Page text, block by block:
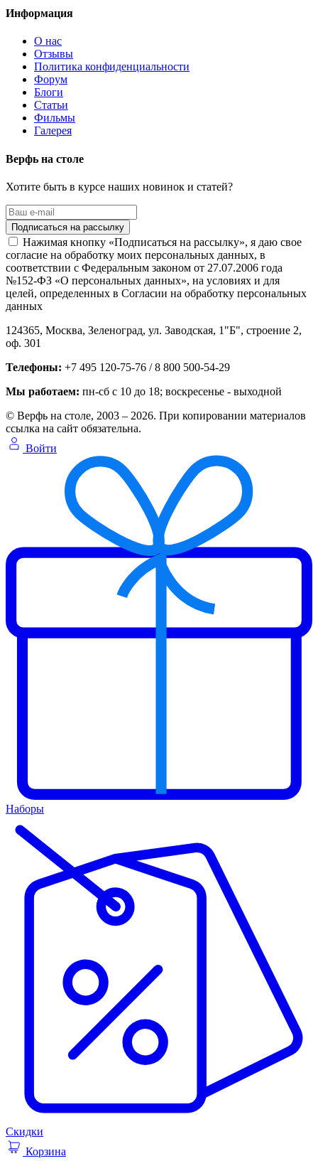
Информация
О нас
Отзывы
Политика конфиденциальности
Форум
Блоги
Статьи
Фильмы
Галерея
Верфь на столе
Хотите быть в курсе наших новинок и статей?
Нажимая кнопку «Подписаться на рассылку», я даю свое
согласие на обработку моих персональных данных, в
соответствии с Федеральным законом от 27.07.2006 года
№152-ФЗ «О персональных данных», на условиях и для
целей, определенных в Согласии на обработку персональных
данных
124365, Москва, Зеленоград, ул. Заводская, 1"Б", строение 2,
оф. 301
Телефоны: +7 495 120-75-76 / 8 800 500-54-29
Мы работаем: пн-сб с 10 до 18; воскресенье - выходной
© Верфь на столе, 2003 – 2026. При копировании материалов
ссылка на сайт обязательна.
Войти
Наборы
Скидки
Корзина